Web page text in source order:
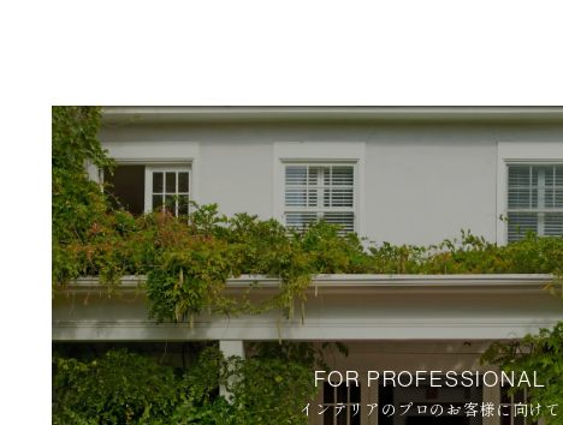
FOR PROFESSIONAL
インテリアのプロのお客様に向けて